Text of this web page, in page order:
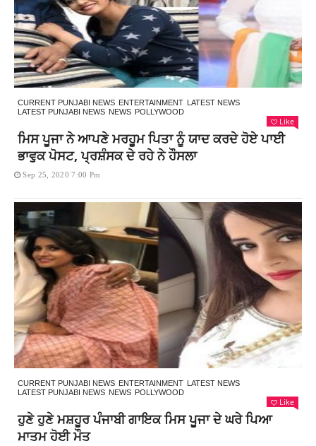
CURRENT PUNJABI NEWS ENTERTAINMENT LATEST NEWS
LATEST PUNJABI NEWS NEWS POLLYWOOD
Like
ਮਿਸ ਪੂਜਾ ਨੇ ਆਪਣੇ ਮਰਹੂਮ ਪਿਤਾ ਨੂੰ ਯਾਦ ਕਰਦੇ ਹੋਏ ਪਾਈ
ਭਾਵੁਕ ਪੋਸਟ, ਪ੍ਰਸ਼ੰਸਕ ਦੇ ਰਹੇ ਨੇ ਹੌਸਲਾ
Sep 25, 2020 7:00 Pm
CURRENT PUNJABI NEWS ENTERTAINMENT LATEST NEWS
LATEST PUNJABI NEWS NEWS POLLYWOOD
Like
ਹੁਣੇ ਹੁਣੇ ਮਸ਼ਹੂਰ ਪੰਜਾਬੀ ਗਾਇਕ ਮਿਸ ਪੂਜਾ ਦੇ ਘਰੇ ਪਿਆ
ਮਾਤਮ ਹੋਈ ਮੌਤ